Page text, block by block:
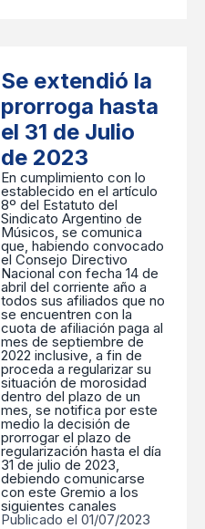
Se extendió la
prorroga hasta
el 31 de Julio
de 2023
En cumplimiento con lo
establecido en el artículo
8º del Estatuto del
Sindicato Argentino de
Músicos, se comunica
que, habiendo convocado
el Consejo Directivo
Nacional con fecha 14 de
abril del corriente año a
todos sus afiliados que no
se encuentren con la
cuota de afiliación paga al
mes de septiembre de
2022 inclusive, a fin de
proceda a regularizar su
situación de morosidad
dentro del plazo de un
mes, se notifica por este
medio la decisión de
prorrogar el plazo de
regularización hasta el día
31 de julio de 2023,
debiendo comunicarse
con este Gremio a los
siguientes canales
Publicado el 01/07/2023